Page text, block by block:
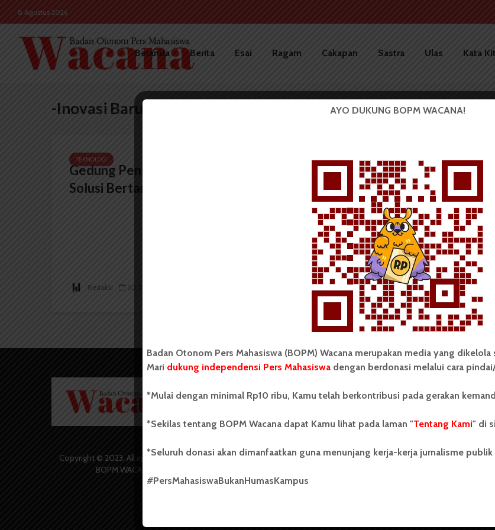
8 Agustus 2026
Beranda Berita Esai Ragam Cakapan Sastra Ulas Kata
-Inovasi Baru
TEKNOLOGI
Gedung Pencakar Langit Jadi
Solusi Bertani Masa Depan
Redaksi 30 Desember 2016
Copyright © 2023. All rights reserved
BOPM WACANA.
Wacana merupakan pers mahasiswa
secara mandiri oleh mahasiswa
Universitas Sumatera Utara (USU).
salah satu Unit Kegiatan Mahasiswa
dengan nama Pers Mahasiswa SUARA
USU yang berdiri pada 1 Juli 1995.
Info Iklan
Pedoman Media
AYO DUKUNG BOPM WACANA!
Badan Otonom Pers Mahasiswa (BOPM) Wacana merupakan media yang
Mari dukung independensi Pers Mahasiswadengan berdonasi melalui cara
*Mulai dengan minimal Rp10 ribu, Kamu telah berkontribusi pada gerakan
*Sekilas tentang BOPM Wacana dapat Kamu lihat pada laman "Tentang Kami" di
*Seluruh donasi akan dimanfaatkan guna menunjang kerja-kerja jurnalisme publik
#PersMahasiswaBukanHumasKampus